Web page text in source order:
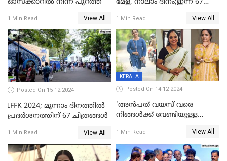
ഓസ്‌ക്കാറില്‍ നിന്ന് പുറത്ത്
1 Min Read View All
മേള, നാലാം ദിനം;ഇന്ന് 67
1 Min Read View All
Posted On 15-12-2024
IFFK 2024; മൂന്നാം ദിനത്തില്‍
പ്രദര്‍ശനത്തിന് 67 ചിത്രങ്ങള്‍
1 Min Read View All
KERALA
Posted On 14-12-2024
'അന്‍പത് വയസ് വരെ
നിങ്ങള്‍ക്ക് വേണ്ടിയുള്ള
കൂട്ട് ആവശ്യമുണ്ട്; കല്യാണം
കഴിക്കാമെന്ന് തോന്നി
തുടങ്ങിയിട്ടുണ്ടെന്ന് നിഷ
1 Min Read View All